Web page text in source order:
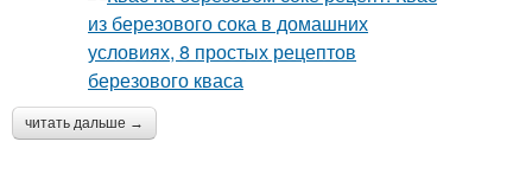
читать дальше →